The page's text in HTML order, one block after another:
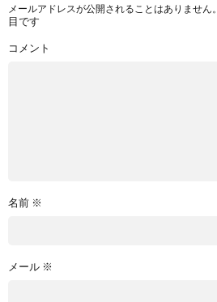
メールアドレスが公開されることはありません。
目です
コメント
名前 ※
メール ※